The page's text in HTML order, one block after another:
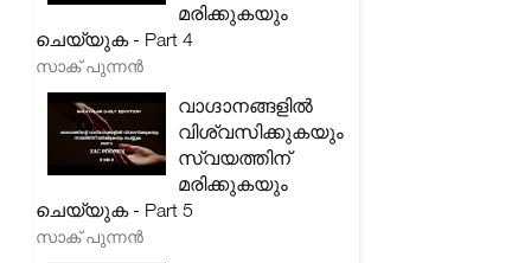
മരിക്കുകയും
ചെയ്യുക - Part 4
സാക് പുന്നൻ
വാഗ്ദാനങ്ങളിൽ
വിശ്വസിക്കുകയും
സ്വയത്തിന്
മരിക്കുകയും
ചെയ്യുക - Part 5
സാക് പുന്നൻ